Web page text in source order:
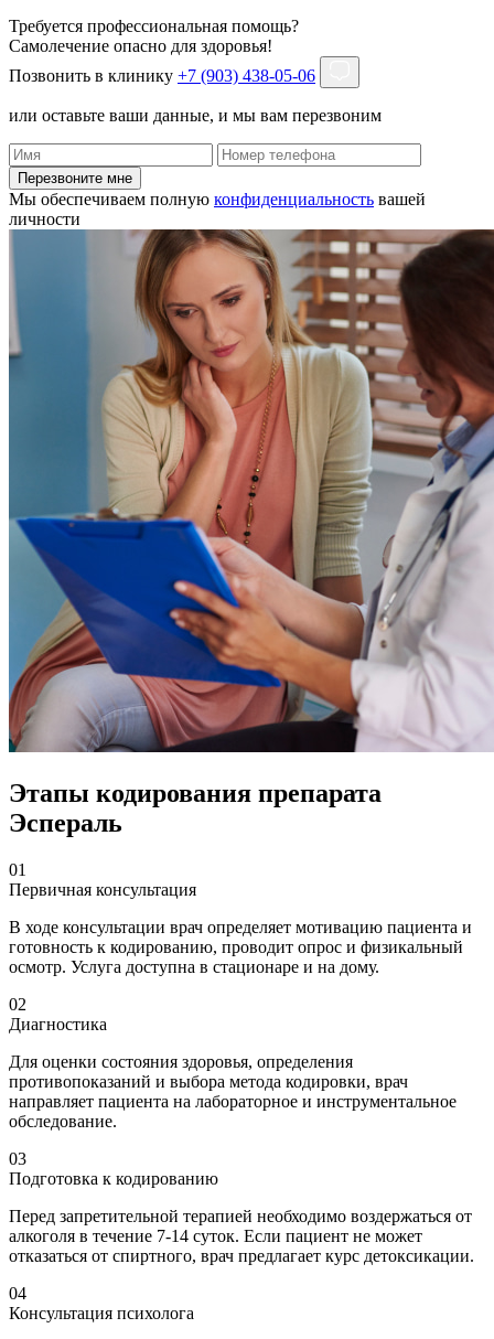
Требуется профессиональная помощь?
Самолечение опасно для здоровья!
Позвонить в клинику +7 (903) 438-05-06
или оставьте ваши данные, и мы вам перезвоним
Перезвоните мне
Мы обеспечиваем полную конфиденциальность вашей
личности
Этапы кодирования препарата
Эспераль
01
Первичная консультация
В ходе консультации врач определяет мотивацию пациента и
готовность к кодированию, проводит опрос и физикальный
осмотр. Услуга доступна в стационаре и на дому.
02
Диагностика
Для оценки состояния здоровья, определения
противопоказаний и выбора метода кодировки, врач
направляет пациента на лабораторное и инструментальное
обследование.
03
Подготовка к кодированию
Перед запретительной терапией необходимо воздержаться от
алкоголя в течение 7-14 суток. Если пациент не может
отказаться от спиртного, врач предлагает курс детоксикации.
04
Консультация психолога